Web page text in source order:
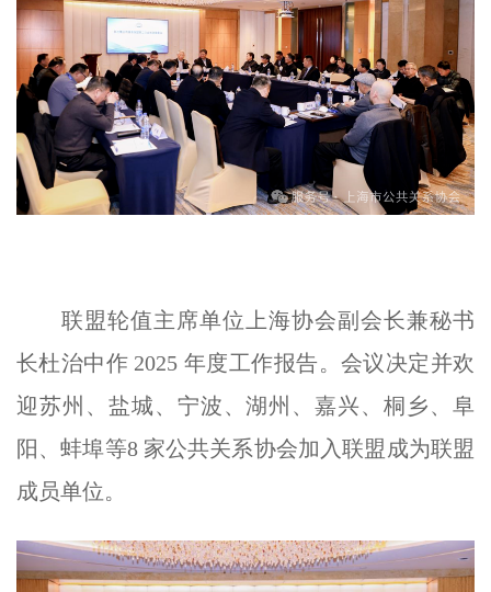
联盟轮值主席单位上海协会副会长兼秘书
长杜治中作 2025 年度工作报告。会议决定并欢
迎苏州、盐城、宁波、湖州、嘉兴、桐乡、阜
阳、蚌埠等8 家公共关系协会加入联盟成为联盟
成员单位。